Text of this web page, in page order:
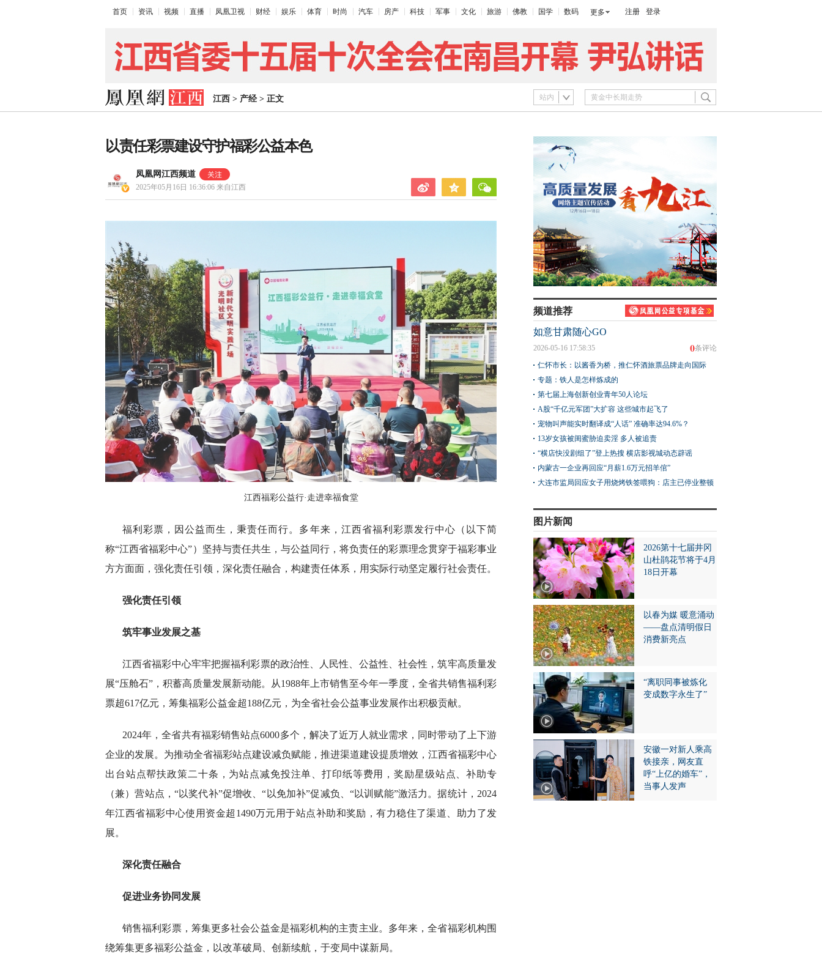
首页 资讯 视频 直播 凤凰卫视 财经 娱乐 体育 时尚 汽车 房产 科技 军事 文化 旅游 佛教 国学 数码 更多 注册 登录
江西 > 产经> 正文 站内
以责任彩票建设守护福彩公益本色
凤凰网江西频道
2025年05月16日 16:36:06 来自江西
江西福彩公益行·走进幸福食堂
福利彩票，因公益而生，秉责任而行。多年来，江西省福利彩票发行中心（以下简
称“江西省福彩中心”）坚持与责任共生，与公益同行，将负责任的彩票理念贯穿于福彩事业
方方面面，强化责任引领，深化责任融合，构建责任体系，用实际行动坚定履行社会责任。
强化责任引领
筑牢事业发展之基
江西省福彩中心牢牢把握福利彩票的政治性、人民性、公益性、社会性，筑牢高质量发
展“压舱石”，积蓄高质量发展新动能。从1988年上市销售至今年一季度，全省共销售福利彩
票超617亿元，筹集福彩公益金超188亿元，为全省社会公益事业发展作出积极贡献。
2024年，全省共有福彩销售站点6000多个，解决了近万人就业需求，同时带动了上下游
企业的发展。为推动全省福彩站点建设减负赋能，推进渠道建设提质增效，江西省福彩中心
出台站点帮扶政策二十条，为站点减免投注单、打印纸等费用，奖励星级站点、补助专
（兼）营站点，“以奖代补”促增收、“以免加补”促减负、“以训赋能”激活力。据统计，2024
年江西省福彩中心使用资金超1490万元用于站点补助和奖励，有力稳住了渠道、助力了发
展。
深化责任融合
促进业务协同发展
销售福利彩票，筹集更多社会公益金是福彩机构的主责主业。多年来，全省福彩机构围
绕筹集更多福彩公益金，以改革破局、创新续航，于变局中谋新局。
频道推荐
如意甘肃随心GO
0条评论
2026-05-16 17:58:35
仁怀市长：以酱香为桥，推仁怀酒旅票品牌走向国际
专题：铁人是怎样炼成的
第七届上海创新创业青年50人论坛
A股“千亿元军团”大扩容 这些城市起飞了
宠物叫声能实时翻译成“人话” 准确率达94.6%？
13岁女孩被闺蜜胁迫卖淫 多人被追责
“横店快没剧组了”登上热搜 横店影视城动态辟谣
内蒙古一企业再回应“月薪1.6万元招羊倌”
大连市监局回应女子用烧烤铁签喂狗：店主已停业整顿
图片新闻
2026第十七届井冈
山杜鹃花节将于4月
18日开幕
以春为媒 暖意涌动
——盘点清明假日
消费新亮点
“离职同事被炼化
变成数字永生了”
安徽一对新人乘高
铁接亲，网友直
呼“上亿的婚车”，
当事人发声